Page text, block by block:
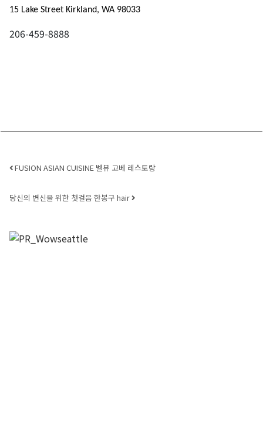
15 Lake Street Kirkland, WA 98033
206-459-8888
Post navigation
FUSION ASIAN CUISINE 벨뷰 고베 레스토랑
당신의 변신을 위한 첫걸음 한봉구 hair